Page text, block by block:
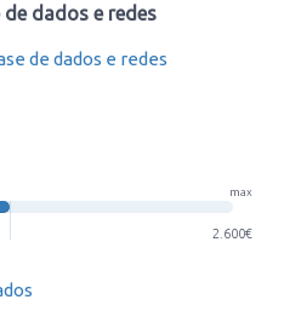
de dados e redes
de dados e redes
max
2.600€